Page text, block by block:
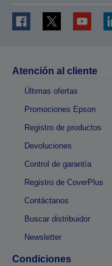
Atención al cliente
Últimas ofertas
Promociones Epson
Registro de productos
Devoluciones
Control de garantía
Registro de CoverPlus
Contáctanos
Buscar distribuidor
Newsletter
Condiciones